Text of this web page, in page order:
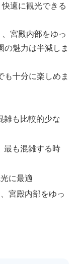
適に観光できる
宮殿内部をゆっ
の魅力は半減しま
も十分に楽しめま
雑も比較的少な
最も混雑する時
に最適
宮殿内部をゆっ